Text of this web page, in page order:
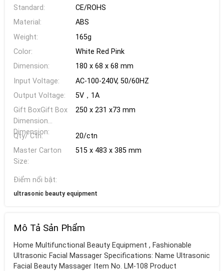
Standard:
CE/ROHS
Material:
ABS
Weight:
165g
Color:
White Red Pink
Dimension:
180 x 68 x 68 mm
Input Voltage:
AC-100-240V, 50/60HZ
Output Voltage:
5V，1A
Gift BoxGift Box
Dimension
Dimension:
250 x 231 x73 mm
Qty/ Ctn:
20/ctn
Master Carton
Size:
515 x 483 x 385 mm
Điểm nổi bật:
ultrasonic beauty equipment
Mô Tả Sản Phẩm
Home Multifunctional Beauty Equipment , Fashionable
Ultrasonic Facial Massager​ Specifications: Name Ultrasonic
Facial Beauty Massager Item No. LM-108 Product